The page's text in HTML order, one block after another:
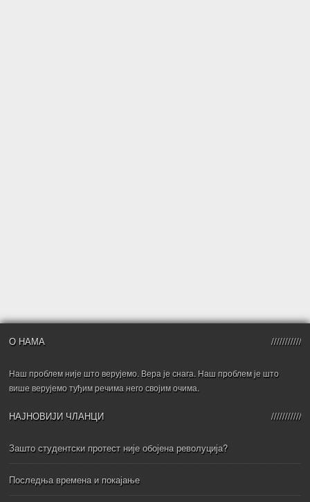
О НАМА
Наш проблем није што верујемо. Вера је снага. Наш проблем је што
више верујемо туђим речима него својим очима.
НАЈНОВИЈИ ЧЛАНЦИ
Зашто студентски протест није обојена револуција?
Последња времена и покајање